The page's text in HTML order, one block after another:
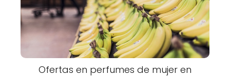
Ofertas en perfumes de mujer en